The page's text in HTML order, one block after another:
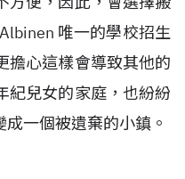
唯一的學校招生
擔心這樣會導致其他的
紀兒女的家庭，也紛紛
一個被遺棄的小鎮。